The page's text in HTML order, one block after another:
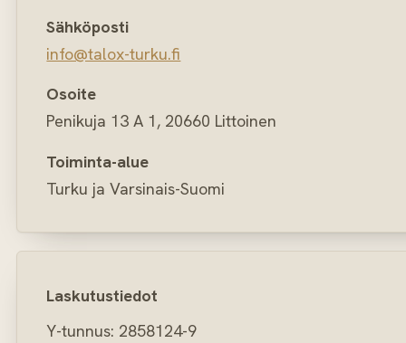
Sähköposti
info@talox-turku.fi
Osoite
Penikuja 13 A 1, 20660 Littoinen
Toiminta-alue
Turku ja Varsinais-Suomi
Laskutustiedot
Y-tunnus: 2858124-9